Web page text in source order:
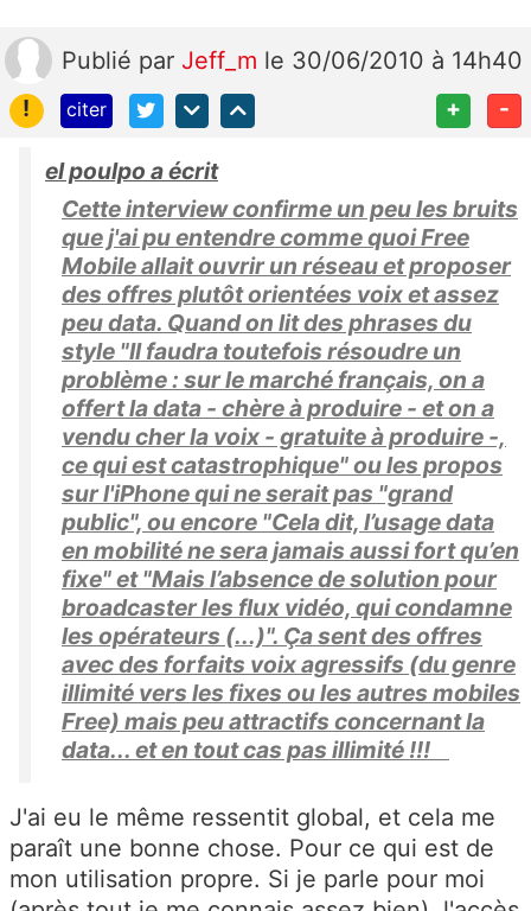
Publié par Jeff_m le 30/06/2010 à 14h40
!
citer + -
el poulpo a écrit
Cette interview confirme un peu les bruits
que j'ai pu entendre comme quoi Free
Mobile allait ouvrir un réseau et proposer
des offres plutôt orientées voix et assez
peu data. Quand on lit des phrases du
style "Il faudra toutefois résoudre un
problème : sur le marché français, on a
offert la data - chère à produire - et on a
vendu cher la voix - gratuite à produire -,
ce qui est catastrophique" ou les propos
sur l'iPhone qui ne serait pas "grand
public", ou encore "Cela dit, l’usage data
en mobilité ne sera jamais aussi fort qu’en
fixe" et "Mais l’absence de solution pour
broadcaster les flux vidéo, qui condamne
les opérateurs (...)". Ça sent des offres
avec des forfaits voix agressifs (du genre
illimité vers les fixes ou les autres mobiles
Free) mais peu attractifs concernant la
data... et en tout cas pas illimité !!!
J'ai eu le même ressentit global, et cela me
paraît une bonne chose. Pour ce qui est de
mon utilisation propre. Si je parle pour moi